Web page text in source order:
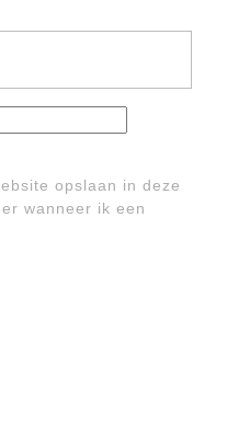
opslaan in deze
wanneer ik een